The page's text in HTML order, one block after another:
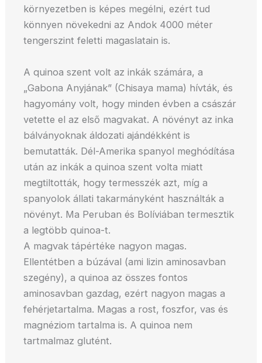
környezetben is képes megélni, ezért tud
könnyen növekedni az Andok 4000 méter
tengerszint feletti magaslatain is.
A quinoa szent volt az inkák számára, a
„Gabona Anyjának” (Chisaya mama) hívták, és
hagyomány volt, hogy minden évben a császár
vetette el az első magvakat. A növényt az inka
bálványoknak áldozati ajándékként is
bemutatták. Dél-Amerika spanyol meghódítása
után az inkák a quinoa szent volta miatt
megtiltották, hogy termesszék azt, míg a
spanyolok állati takarmányként használták a
növényt. Ma Peruban és Bolíviában termesztik
a legtöbb quinoa-t.
A magvak tápértéke nagyon magas.
Ellentétben a búzával (ami lizin aminosavban
szegény), a quinoa az összes fontos
aminosavban gazdag, ezért nagyon magas a
fehérjetartalma. Magas a rost, foszfor, vas és
magnéziom tartalma is. A quinoa nem
tartmalmaz glutént.